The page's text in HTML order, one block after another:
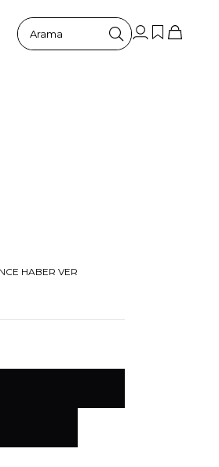
HABER VER